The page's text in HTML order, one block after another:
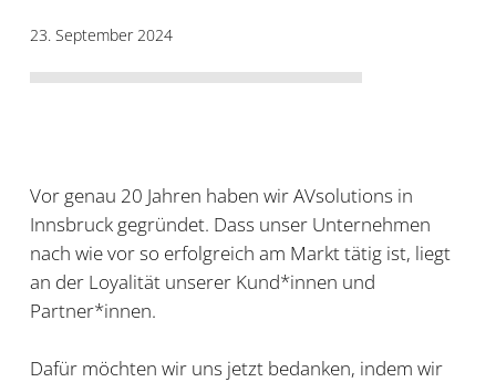
23. September 2024
Vor genau 20 Jahren haben wir AVsolutions in
Innsbruck gegründet. Dass unser Unternehmen
nach wie vor so erfolgreich am Markt tätig ist, liegt
an der Loyalität unserer Kund*innen und
Partner*innen.
Dafür möchten wir uns jetzt bedanken, indem wir